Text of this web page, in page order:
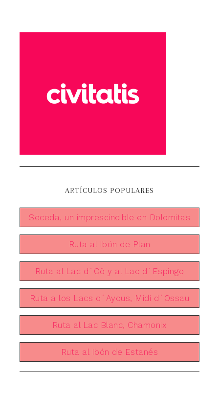
ARTÍCULOS POPULARES
Seceda, un imprescindible en Dolomitas
Ruta al Ibón de Plan
Ruta al Lac d´Oô y al Lac d´Espingo
Ruta a los Lacs d´Ayous, Midi d´Ossau
Ruta al Lac Blanc, Chamonix
Ruta al Ibón de Estanés